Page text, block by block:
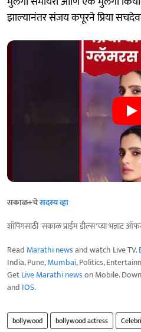
झाल्यानंतर संजय कपूरने प्रिया
सकाळ+चेसदस्य व्हा
शॉपिंगसाठी 'सकाळ प्राईम डील्स'च्या भन्नाट
Read Marathi newsand watch Live TV.
India, Pune,Mumbai, Politics,
GetLive Marathi newson Mobile.
and IOS.
bollywood bollywood actress